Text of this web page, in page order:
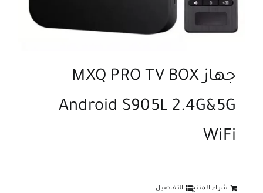
جهاز MXQ PRO TV BOX
Android S905L 2.4G&5G
WiFi
شراء المنتج التفاصيل